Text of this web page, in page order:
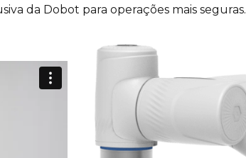
da Dobot para operações mais seguras.